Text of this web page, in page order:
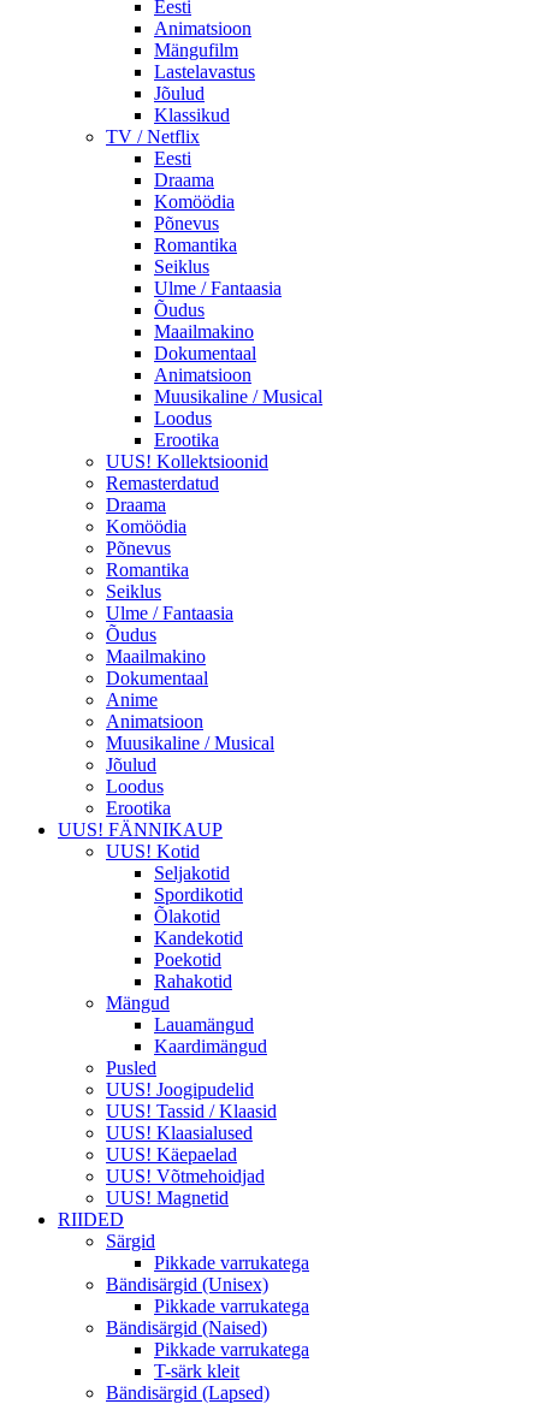
Eesti
Animatsioon
Mängufilm
Lastelavastus
Jõulud
Klassikud
TV / Netflix
Eesti
Draama
Komöödia
Põnevus
Romantika
Seiklus
Ulme / Fantaasia
Õudus
Maailmakino
Dokumentaal
Animatsioon
Muusikaline / Musical
Loodus
Erootika
UUS! Kollektsioonid
Remasterdatud
Draama
Komöödia
Põnevus
Romantika
Seiklus
Ulme / Fantaasia
Õudus
Maailmakino
Dokumentaal
Anime
Animatsioon
Muusikaline / Musical
Jõulud
Loodus
Erootika
UUS! FÄNNIKAUP
UUS! Kotid
Seljakotid
Spordikotid
Õlakotid
Kandekotid
Poekotid
Rahakotid
Mängud
Lauamängud
Kaardimängud
Pusled
UUS! Joogipudelid
UUS! Tassid / Klaasid
UUS! Klaasialused
UUS! Käepaelad
UUS! Võtmehoidjad
UUS! Magnetid
RIIDED
Särgid
Pikkade varrukatega
Bändisärgid (Unisex)
Pikkade varrukatega
Bändisärgid (Naised)
Pikkade varrukatega
T-särk kleit
Bändisärgid (Lapsed)